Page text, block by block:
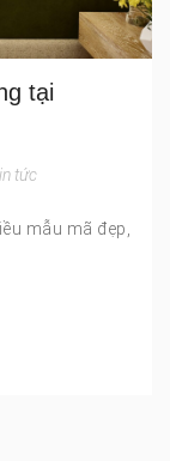
tại
tức
mẫu mã đẹp,